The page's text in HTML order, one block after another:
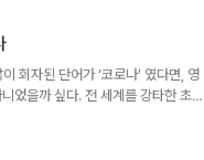
피투성이가 되도록 얻어맞는 장면
있는 인간적인 고뇌, 그리고 본래의
회자된 단어가 ‘코로나’ 였다면, 영
었을까 싶다. 전 세계를 강타한 초
비롯, DC의 [원더우먼 1984]나